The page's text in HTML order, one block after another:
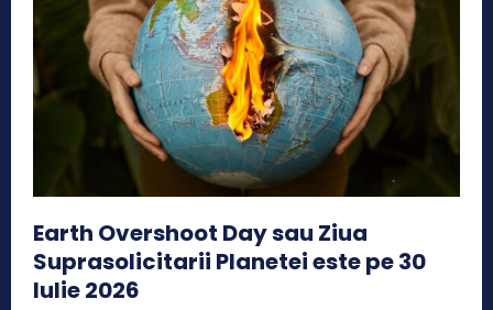
Earth Overshoot Day sau Ziua
Suprasolicitarii Planetei este pe 30
Iulie 2026